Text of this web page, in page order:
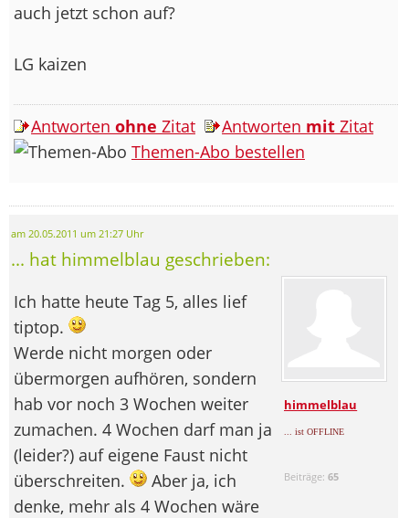
auch jetzt schon auf?
LG kaizen
Antworten ohne Zitat Antworten mit Zitat
Themen-Abo bestellen
am 20.05.2011 um 21:27 Uhr
... hat himmelblau geschrieben:
himmelblau
... ist OFFLINE
Beiträge:65
Ich hatte heute Tag 5, alles lief
tiptop.
Werde nicht morgen oder
übermorgen aufhören, sondern
hab vor noch 3 Wochen weiter
zumachen. 4 Wochen darf man ja
(leider?) auf eigene Faust nicht
überschreiten.
Aber ja, ich
denke, mehr als 4 Wochen wäre